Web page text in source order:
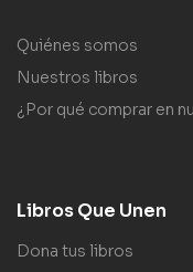
Quiénes somos
Nuestros libros
¿Por qué comprar en
Libros Que Unen
Dona tus libros